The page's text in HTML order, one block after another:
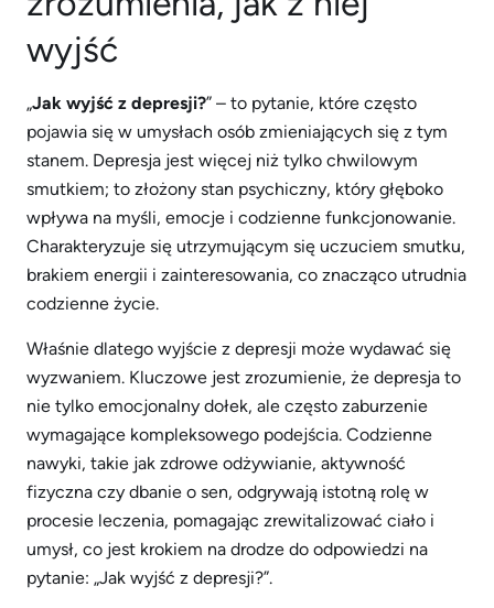
wyjść
„Jak wyjść z depresji?” – to pytanie, które często
pojawia się w umysłach osób zmieniających się z tym
stanem. Depresja jest więcej niż tylko chwilowym
smutkiem; to złożony stan psychiczny, który głęboko
wpływa na myśli, emocje i codzienne funkcjonowanie.
Charakteryzuje się utrzymującym się uczuciem smutku,
brakiem energii i zainteresowania, co znacząco utrudnia
codzienne życie.
Właśnie dlatego wyjście z depresji może wydawać się
wyzwaniem. Kluczowe jest zrozumienie, że depresja to
nie tylko emocjonalny dołek, ale często zaburzenie
wymagające kompleksowego podejścia. Codzienne
nawyki, takie jak zdrowe odżywianie, aktywność
fizyczna czy dbanie o sen, odgrywają istotną rolę w
procesie leczenia, pomagając zrewitalizować ciało i
umysł, co jest krokiem na drodze do odpowiedzi na
pytanie: „Jak wyjść z depresji?”.